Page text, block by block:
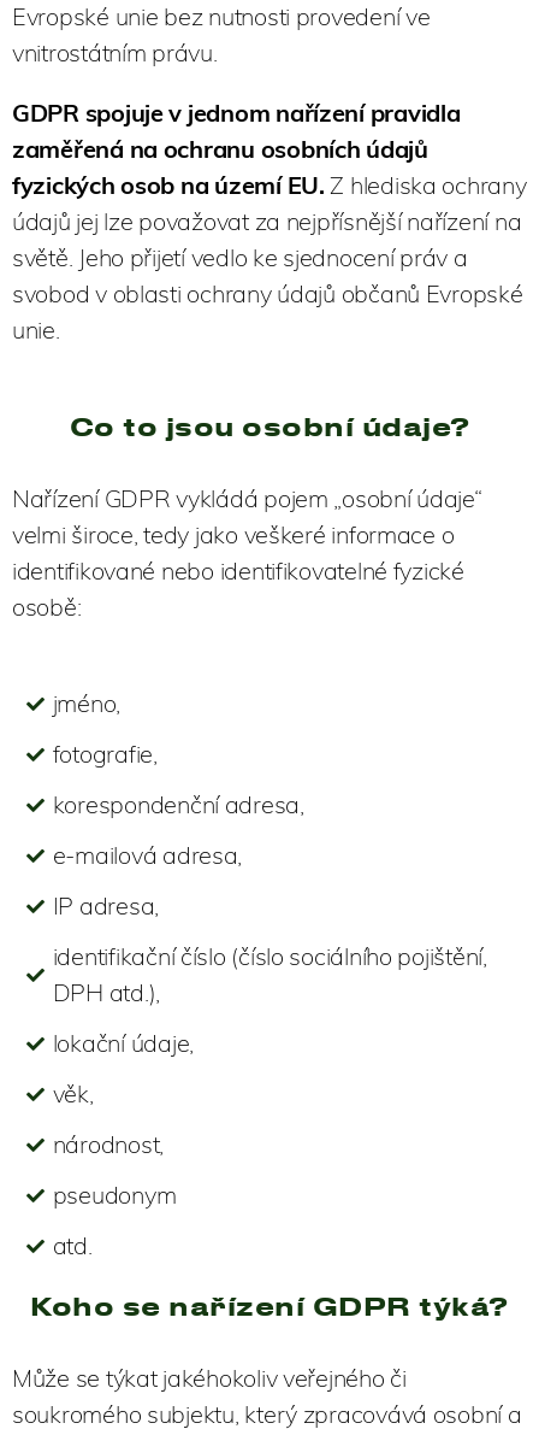
Evropské unie bez nutnosti provedení ve
vnitrostátním právu.
GDPR spojuje v jednom nařízení pravidla
zaměřená na ochranu osobních údajů
fyzických osob na území EU. Z hlediska ochrany
údajů jej lze považovat za nejpřísnější nařízení na
světě. Jeho přijetí vedlo ke sjednocení práv a
svobod v oblasti ochrany údajů občanů Evropské
unie.
Co to jsou osobní údaje?
Nařízení GDPR vykládá pojem „osobní údaje“
velmi široce, tedy jako veškeré informace o
identifikované nebo identifikovatelné fyzické
osobě:
jméno,
fotografie,
korespondenční adresa,
e-mailová adresa,
IP adresa,
identifikační číslo (číslo sociálního pojištění,
DPH atd.),
lokační údaje,
věk,
národnost,
pseudonym
atd.
Koho se nařízení GDPR týká?
Může se týkat jakéhokoliv veřejného či
soukromého subjektu, který zpracovává osobní a